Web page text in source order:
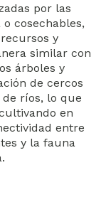
por las
cosechables,
y
similar con
árboles y
de cercos
ríos, lo que
en
entre
y la fauna